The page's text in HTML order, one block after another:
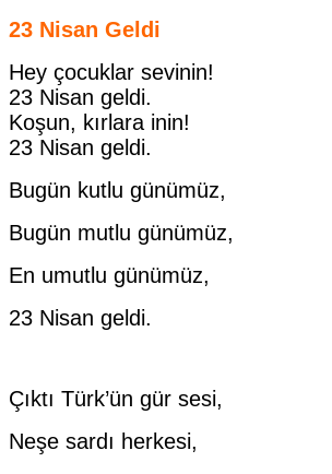
23 Nisan Geldi
Hey çocuklar sevinin!
23 Nisan geldi.
Koşun, kırlara inin!
23 Nisan geldi.
Bugün kutlu günümüz,
Bugün mutlu günümüz,
En umutlu günümüz,
23 Nisan geldi.
Çıktı Türk’ün gür sesi,
Neşe sardı herkesi,